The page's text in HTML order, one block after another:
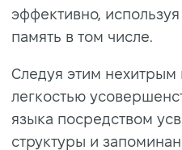
эффективно,
память в том числе.
Следуя этим
легкостью
языка посредством
структуры и